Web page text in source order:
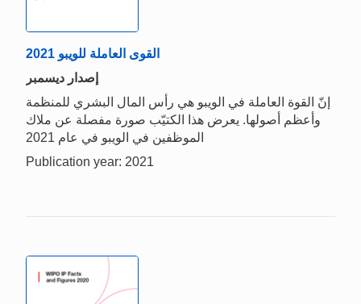
القوى العاملة للویبو 2021
إصدار ديسمبر
إنّ القوة العاملة في الويبو هي رأس المال البشري للمنظمة
وأعظم أصولها. يعرض هذا الكتيّب صورة مفصلة عن ملاك
الموظفين في الويبو في عام 2021
Publication year: 2021